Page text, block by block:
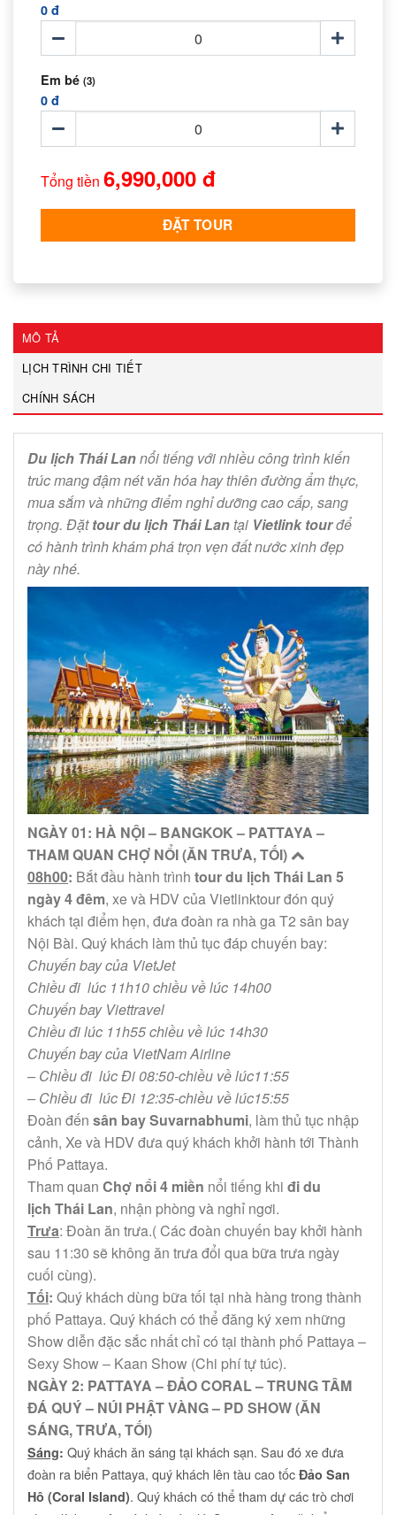
0 đ
Em bé (3)
0 đ
Tổng tiền 6,990,000 đ
ĐẶT TOUR
MÔ TẢ
LỊCH TRÌNH CHI TIẾT
CHÍNH SÁCH
Du lịch Thái Lannổi tiếng với nhiều công trình kiến
trúc mang đậm nét văn hóa hay thiên đường ẩm thực,
mua sắm và những điểm nghỉ dưỡng cao cấp, sang
trọng. Đặttour du lịch Thái Lan tại Vietlink tourđể
có hành trình khám phá trọn vẹn đất nước xinh đẹp
này nhé.
NGÀY 01: HÀ NỘI – BANGKOK – PATTAYA –
THAM QUAN CHỢ NỔI (ĂN TRƯA, TỐI)
08h00: Bắt đầu hành trình tour du lịch Thái Lan 5
ngày 4 đêm, xe và HDV của Vietlinktour đón quý
khách tại điểm hẹn, đưa đoàn ra nhà ga T2 sân bay
Nội Bài. Quý khách làm thủ tục đáp chuyến bay:
Chuyến bay của VietJet
Chiều đi lúc 11h10 chiều về lúc 14h00
Chuyến bay Viettravel
Chiều đi lúc 11h55 chiều về lúc 14h30
Chuyến bay của VietNam Airline
– Chiều đi lúc Đi 08:50-chiều về lúc11:55
– Chiều đi lúc Đi 12:35-chiều về lúc15:55
Đoàn đến sân bay Suvarnabhumi, làm thủ tục nhập
cảnh, Xe và HDV đưa quý khách khởi hành tới Thành
Phố Pattaya.
Tham quan Chợ nổi 4 miền nổi tiếng khi đi du
lịch Thái Lan, nhận phòng và nghỉ ngơi.
Trưa: Đoàn ăn trưa.( Các đoàn chuyến bay khởi hành
sau 11:30 sẽ không ăn trưa đổi qua bữa trưa ngày
cuối cùng).
Tối: Quý khách dùng bữa tối tại nhà hàng trong thành
phố Pattaya. Quý khách có thể đăng ký xem những
Show diễn đặc sắc nhất chỉ có tại thành phố Pattaya –
Sexy Show – Kaan Show (Chi phí tự túc).
NGÀY 2: PATTAYA – ĐẢO CORAL – TRUNG TÂM
ĐÁ QUÝ – NÚI PHẬT VÀNG – PD SHOW (ĂN
SÁNG, TRƯA, TỐI)
Sáng: Quý khách ăn sáng tại khách sạn. Sau đó xe đưa
đoàn ra biển Pattaya, quý khách lên tàu cao tốc Đảo San
Hô (Coral Island). Quý khách có thể tham dự các trò chơi